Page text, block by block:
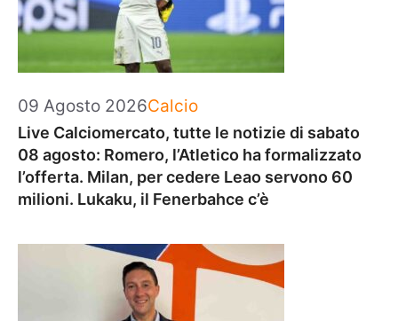
09 Agosto 2026Categorie
Calcio
Live Calciomercato, tutte le notizie di sabato
08 agosto: Romero, l’Atletico ha formalizzato
l’offerta. Milan, per cedere Leao servono 60
milioni. Lukaku, il Fenerbahce c’è